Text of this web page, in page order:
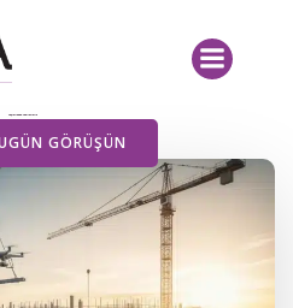
GÖRÜŞÜN
Yayımlanan Yazılarımız